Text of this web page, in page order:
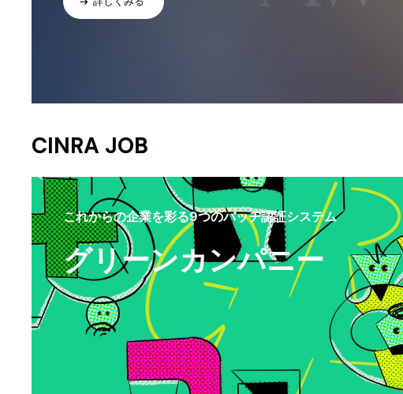
CINRA JOB
これからの企業を彩る9つのバッヂ認証システム
グリーンカンパニー